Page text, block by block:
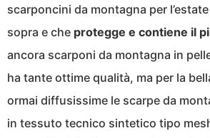
scarponcini da montagna per
sopra e che protegge e contiene il
ancora scarponi da montagna in
ha tante ottime qualità, ma per la
ormai diffusissime le scarpe da
in tessuto tecnico sintetico tipo